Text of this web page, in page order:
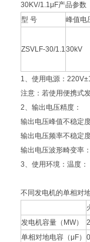
30KV/1.1μF产品参数
型 号
峰值电
ZSVLF-30/1.130kV
1、使用电源：
注意：若使用便携式
2、输出电压精度：
输出电压峰值不稳定
输出电压频率不稳定
输出电压波形畸变率
3、使用环境：温度
不同发电机的单相对
发电机容量（MW）
单相对地电容（μF）